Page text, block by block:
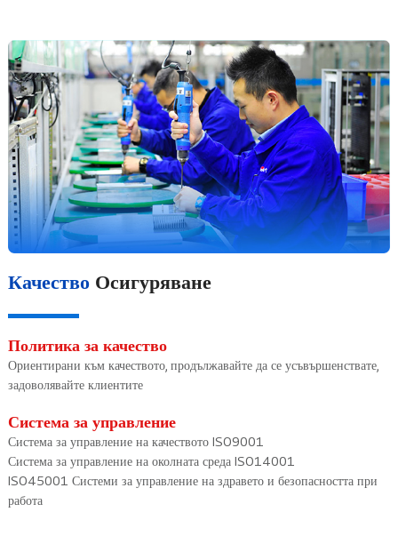
Качество Осигуряване
Политика за качество
Ориентирани към качеството, продължавайте да се усъвършенствате,
задоволявайте клиентите
Система за управление
Система за управление на качеството ISO9001
Система за управление на околната среда ISO14001
ISO45001 Системи за управление на здравето и безопасността при
работа